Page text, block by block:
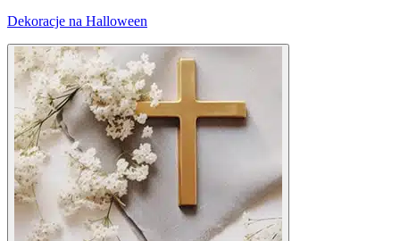
Dekoracje na Halloween